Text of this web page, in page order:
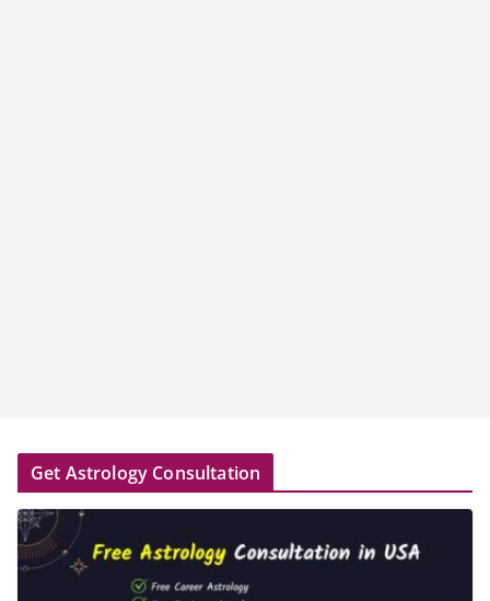
Get Astrology Consultation